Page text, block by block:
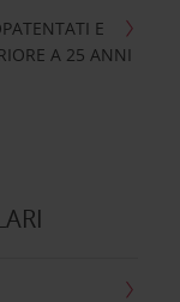
E
A 25 ANNI